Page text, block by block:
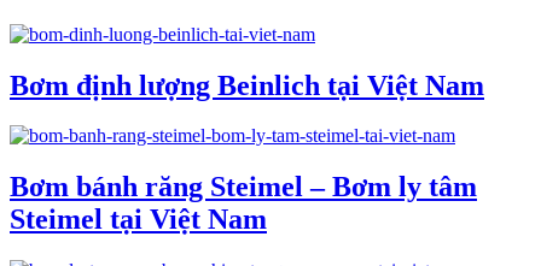
Bơm định lượng Beinlich tại Việt Nam
Bơm bánh răng Steimel – Bơm ly tâm
Steimel tại Việt Nam